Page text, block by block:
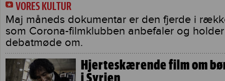
VORES KULTUR
Maj måneds dokumentar er den fjerde i
som Corona-filmklubben anbefaler og holder
debatmøde om.
Hjerteskærende film om